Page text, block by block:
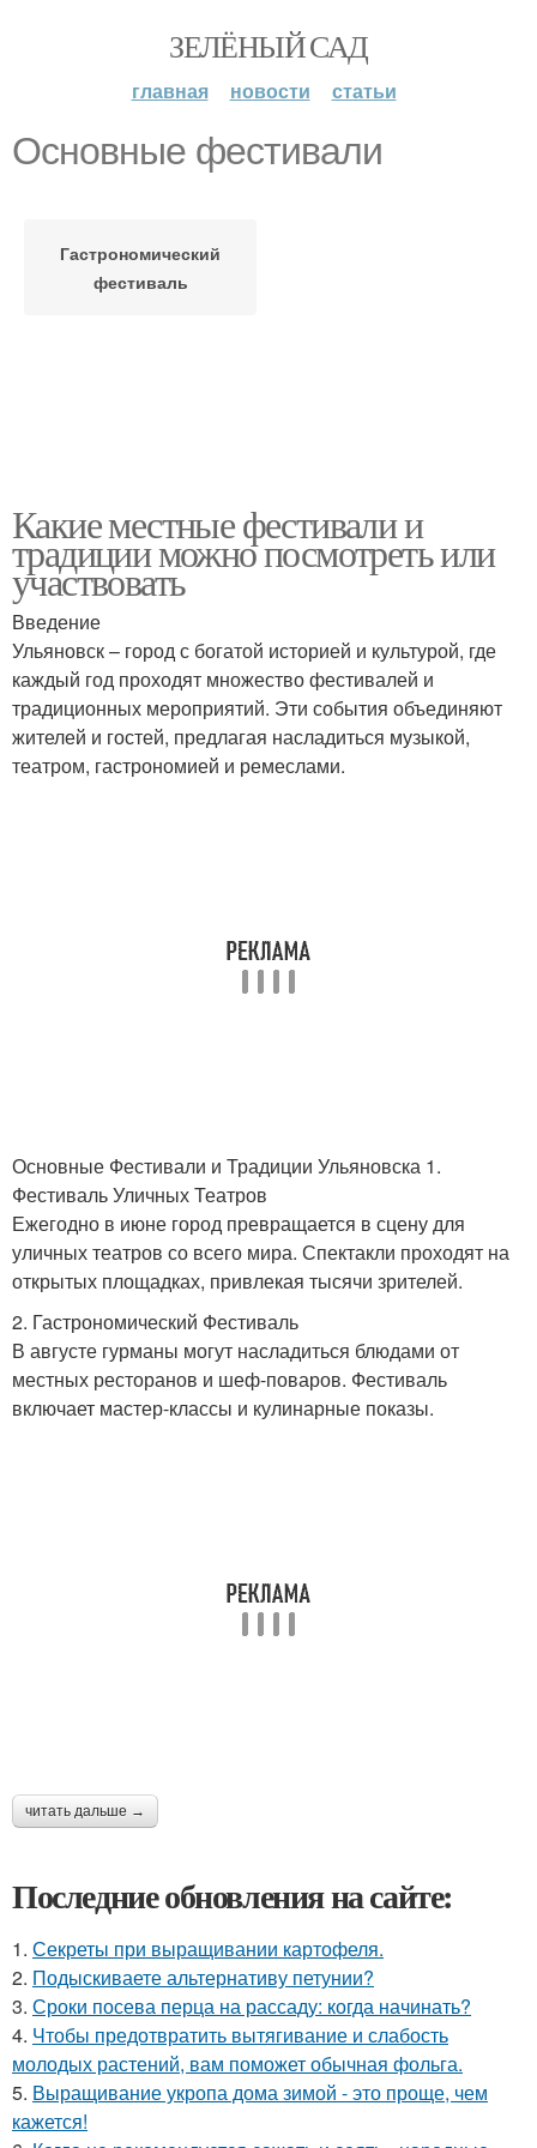
ЗЕЛЁНЫЙ САД
главная новости статьи
Основные фестивали
Гастрономический
фестиваль
Какие местные фестивали и
традиции можно посмотреть или
участвовать
Введение
Ульяновск – город с богатой историей и культурой, где
каждый год проходят множество фестивалей и
традиционных мероприятий. Эти события объединяют
жителей и гостей, предлагая насладиться музыкой,
театром, гастрономией и ремеслами.
Основные Фестивали и Традиции Ульяновска 1.
Фестиваль Уличных Театров
Ежегодно в июне город превращается в сцену для
уличных театров со всего мира. Спектакли проходят на
открытых площадках, привлекая тысячи зрителей.
2. Гастрономический Фестиваль
В августе гурманы могут насладиться блюдами от
местных ресторанов и шеф-поваров. Фестиваль
включает мастер-классы и кулинарные показы.
читать дальше →
Последние обновления на сайте:
1. Секреты при выращивании картофеля.
2. Подыскиваете альтернативу петунии?
3. Сроки посева перца на рассаду: когда начинать?
4. Чтобы предотвратить вытягивание и слабость
молодых растений, вам поможет обычная фольга.
5. Выращивание укропа дома зимой - это проще, чем
кажется!